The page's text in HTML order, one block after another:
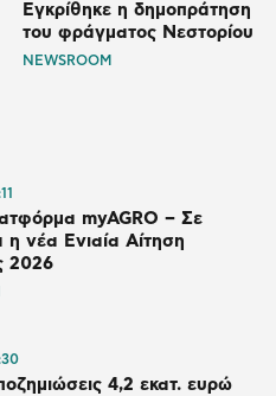
Εγκρίθηκε η δημοπράτηση
του φράγματος Νεστορίου
NEWSROOM
myAGRO – Σε
η νέα Ενιαία Αίτηση
2026
4,2 εκατ. ευρώ